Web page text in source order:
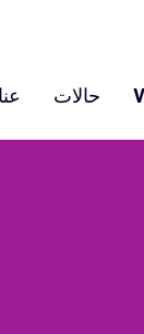
عنا حالات